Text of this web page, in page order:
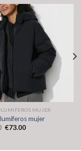
MUJER
mujer
€73.00